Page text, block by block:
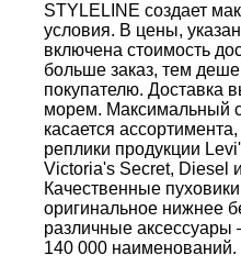
STYLELINE создает
условия. В цены,
включена стоимость
больше заказ, тем
покупателю. Доставка
морем. Максимальный
касается
реплики продукции
Victoria's Secret, Diesel
Качественные
оригинальное нижнее
различные аксессуары
140 000 наименований.